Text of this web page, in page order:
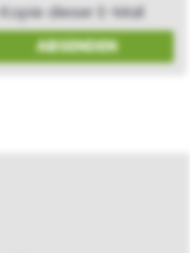
dieser E-Mail